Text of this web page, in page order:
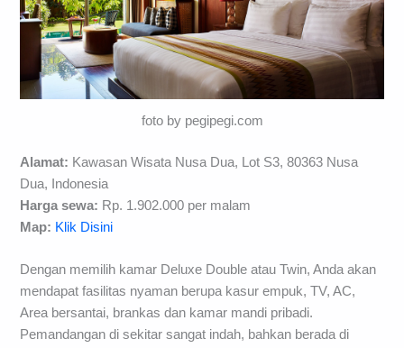
foto by pegipegi.com
Alamat: Kawasan Wisata Nusa Dua, Lot S3, 80363 Nusa
Dua, Indonesia
Harga sewa: Rp. 1.902.000 per malam
Map: Klik Disini
Dengan memilih kamar Deluxe Double atau Twin, Anda akan
mendapat fasilitas nyaman berupa kasur empuk, TV, AC,
Area bersantai, brankas dan kamar mandi pribadi.
Pemandangan di sekitar sangat indah, bahkan berada di